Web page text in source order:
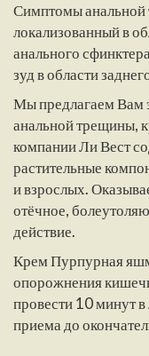
Симптомы
локализованный в
анального
зуд в области
Мы предлагаем Вам
анальной трещины,
компании Ли Вест
растительные
и взрослых.
отёчное,
действие.
Крем Пурпурная
опорожнения
провести 10 минут
приема до